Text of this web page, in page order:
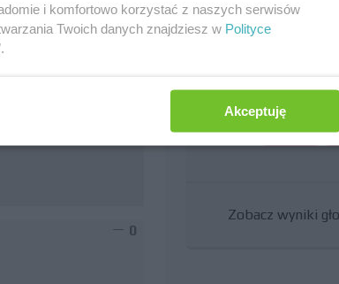
0
ogóle przełożą
0
Czy uważasz,
wakacyjna
miejsce
TAK
Zobacz wyniki
i komfortowo korzystać z naszych serwisów
Twoich danych znajdziesz w Polityce
Akceptuję